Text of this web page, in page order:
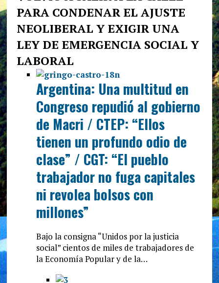
PARA CONDENAR EL AJUSTE
NEOLIBERAL Y EXIGIR UNA
LEY DE EMERGENCIA SOCIAL Y
LABORAL
Argentina: Una multitud en
Congreso repudió al gobierno
de Macri / CTEP: “Ellos
tienen un profundo odio de
clase” / CGT: “El pueblo
trabajador no fuga capitales
ni revolea bolsos con
millones”
Bajo la consigna “Unidos por la justicia
social” cientos de miles de trabajadores de
la Economía Popular y de la…